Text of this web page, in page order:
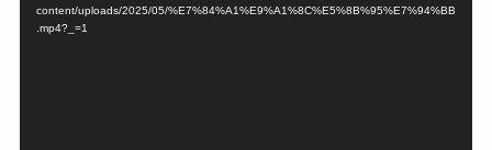
content/uploads/2025/05/%E7%84%A1%E9%A1%8C%E5%8B%95%E7%94%BB
.mp4?_=1